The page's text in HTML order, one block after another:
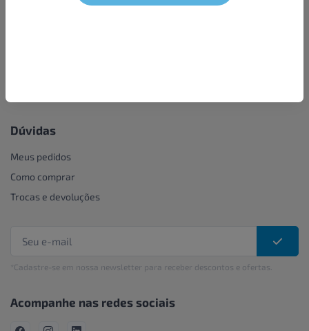
Dúvidas
Meus pedidos
Como comprar
Trocas e devoluções
*Cadastre-se em nossa newsletter para receber descontos e ofertas.
Acompanhe nas redes sociais